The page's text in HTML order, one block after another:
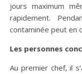
jours maximum
rapidement.
contaminée peut en
Les personnes
Au premier chef, il